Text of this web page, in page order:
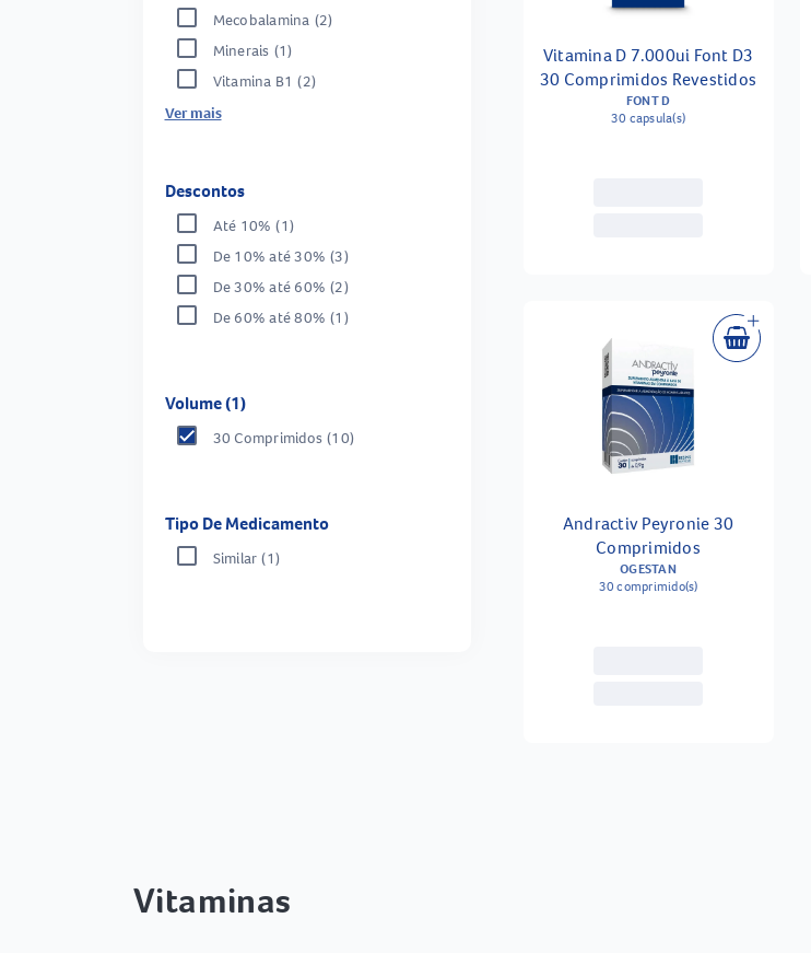
Mecobalamina (2)
Minerais (1)
Vitamina B1 (2)
Ver mais
Descontos
Até 10% (1)
De 10% até 30% (3)
De 30% até 60% (2)
De 60% até 80% (1)
Volume (1)
30 Comprimidos (10)
Tipo De Medicamento
Similar (1)
Vitamina D 7.000ui Font D3
30 Comprimidos Revestidos
FONT D
30 capsula(s)
Andractiv Peyronie 30
Comprimidos
OGESTAN
30 comprimido(s)
Vitaminas